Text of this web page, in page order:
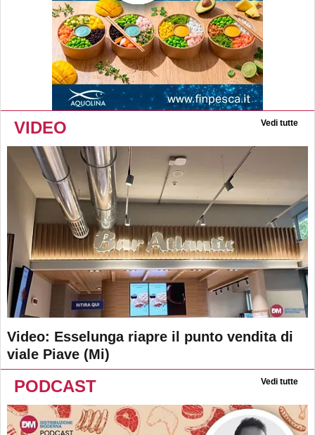
VIDEO Vedi tutte
Video: Esselunga riapre il punto vendita di
viale Piave (Mi)
PODCAST Vedi tutte